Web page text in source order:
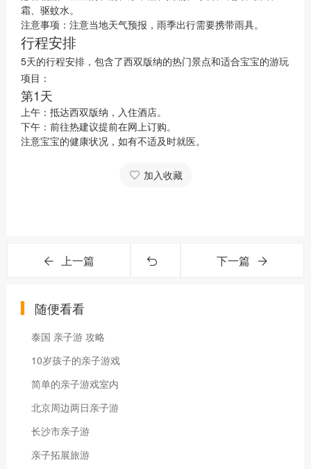
霜、驱蚊水。
注意事项：注意当地天气预报，雨季出行需要携带雨具。
行程安排
5天的行程安排，包含了西双版纳的热门景点和适合宝宝的游玩
项目：
第1天
上午：抵达西双版纳，入住酒店。
下午：前往热建议提前在网上订购。
注意宝宝的健康状况，如有不适及时就医。
加入收藏
上一篇 下一篇
随便看看
泰国 亲子游 攻略
10岁孩子的亲子游戏
简单的亲子游戏室内
北京周边两日亲子游
长沙市亲子游
亲子拓展旅游